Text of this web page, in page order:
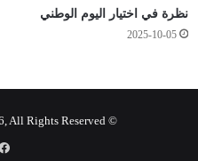
نظرة في اختيار اليوم الوطني
2025-10-05
© Copyright 2026, All Rights Reserved |